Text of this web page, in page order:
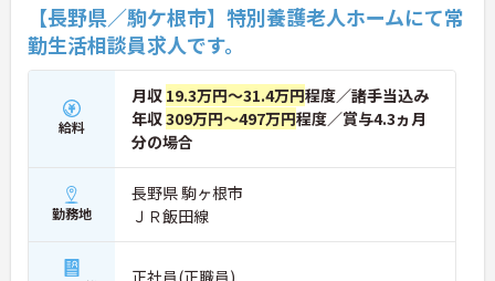
【長野県／駒ケ根市】特別養護老人ホームにて常
勤生活相談員求人です。
給料
月収 19.3万円～31.4万円程度／諸手当込み
年収309万円～497万円程度／賞与4.3ヵ月
分の場合
勤務地
長野県 駒ヶ根市
ＪＲ飯田線
正社員(正職員)